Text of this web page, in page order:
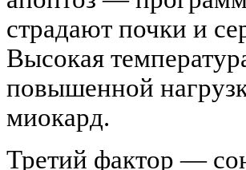
страдают почки и
Высокая
повышенной
миокард.
Третий фактор —